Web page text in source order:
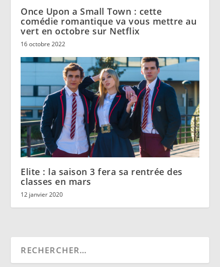
Once Upon a Small Town : cette
comédie romantique va vous mettre au
vert en octobre sur Netflix
16 octobre 2022
Elite : la saison 3 fera sa rentrée des
classes en mars
12 janvier 2020